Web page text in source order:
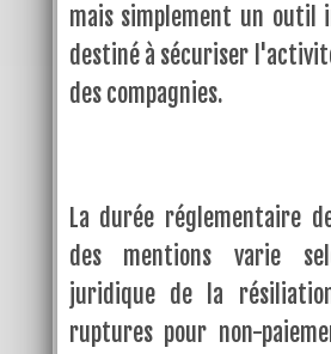
mais simplement un outil
destiné à sécuriser
des compagnies.
La durée réglementaire
des mentions varie
juridique de la
ruptures pour non-